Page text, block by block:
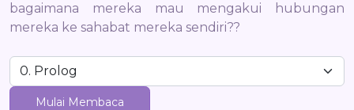
bagaimana mereka mau mengakui hubungan
mereka ke sahabat mereka sendiri??
Mulai Membaca